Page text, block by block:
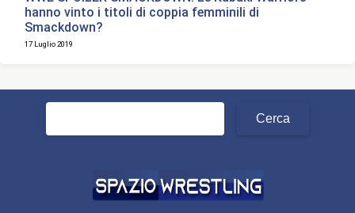
hanno vinto i titoli di coppia femminili di
Smackdown?
17 Luglio 2019